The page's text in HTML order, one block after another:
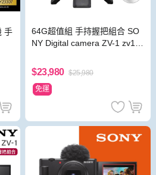
手
64G超值組 手持握把組合 SO
NY Digital camera ZV-1 zv1
$23,980 $25,980
免運